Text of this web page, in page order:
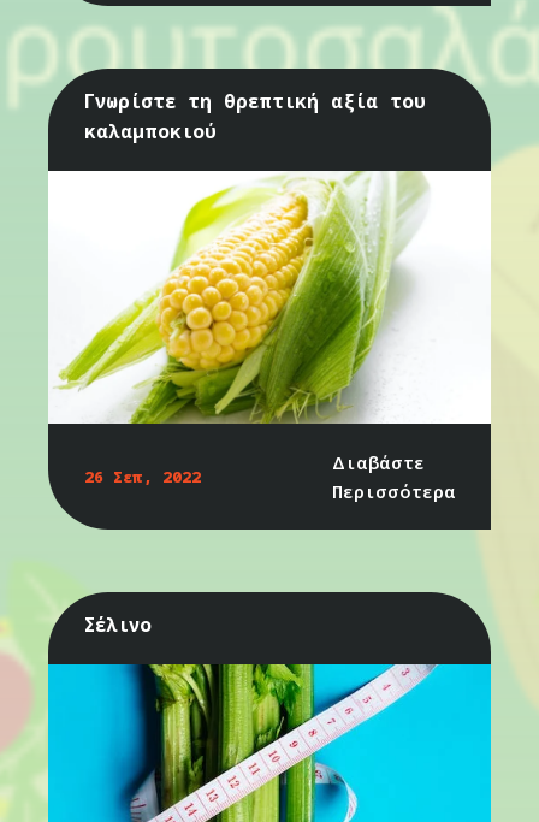
Γνωρίστε τη θρεπτική αξία του
καλαμποκιού
26 Σεπ, 2022
Διαβάστε
Περισσότερα
Σέλινο